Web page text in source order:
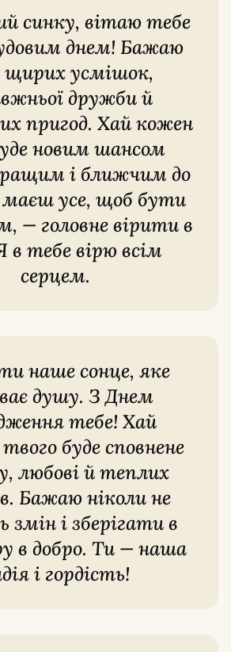
днем! Бажаю
щирих усмішок,
дружби й
пригод. Хай кожен
новим шансом
і ближчим до
маєш усе, щоб бути
— головне вірити в
в тебе вірю всім
серцем.
душу. З Днем
тебе! Хай
буде сповнене
любові й теплих
Бажаю ніколи не
змін і зберігати в
в добро. Ти — наша
і гордість!